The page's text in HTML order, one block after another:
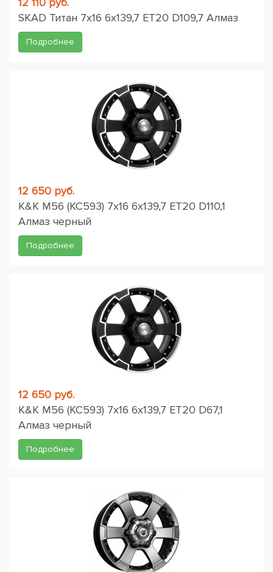
SKAD Титан 7x16 6x139,7 ET20 D109,7 Алмаз
Подробнее
12 650 руб.
K&K M56 (КС593) 7x16 6x139,7 ET20 D110,1
Алмаз черный
Подробнее
12 650 руб.
K&K M56 (КС593) 7x16 6x139,7 ET20 D67,1
Алмаз черный
Подробнее